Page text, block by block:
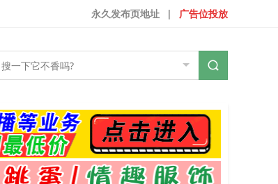
广告位投放
|
永久发布页地址